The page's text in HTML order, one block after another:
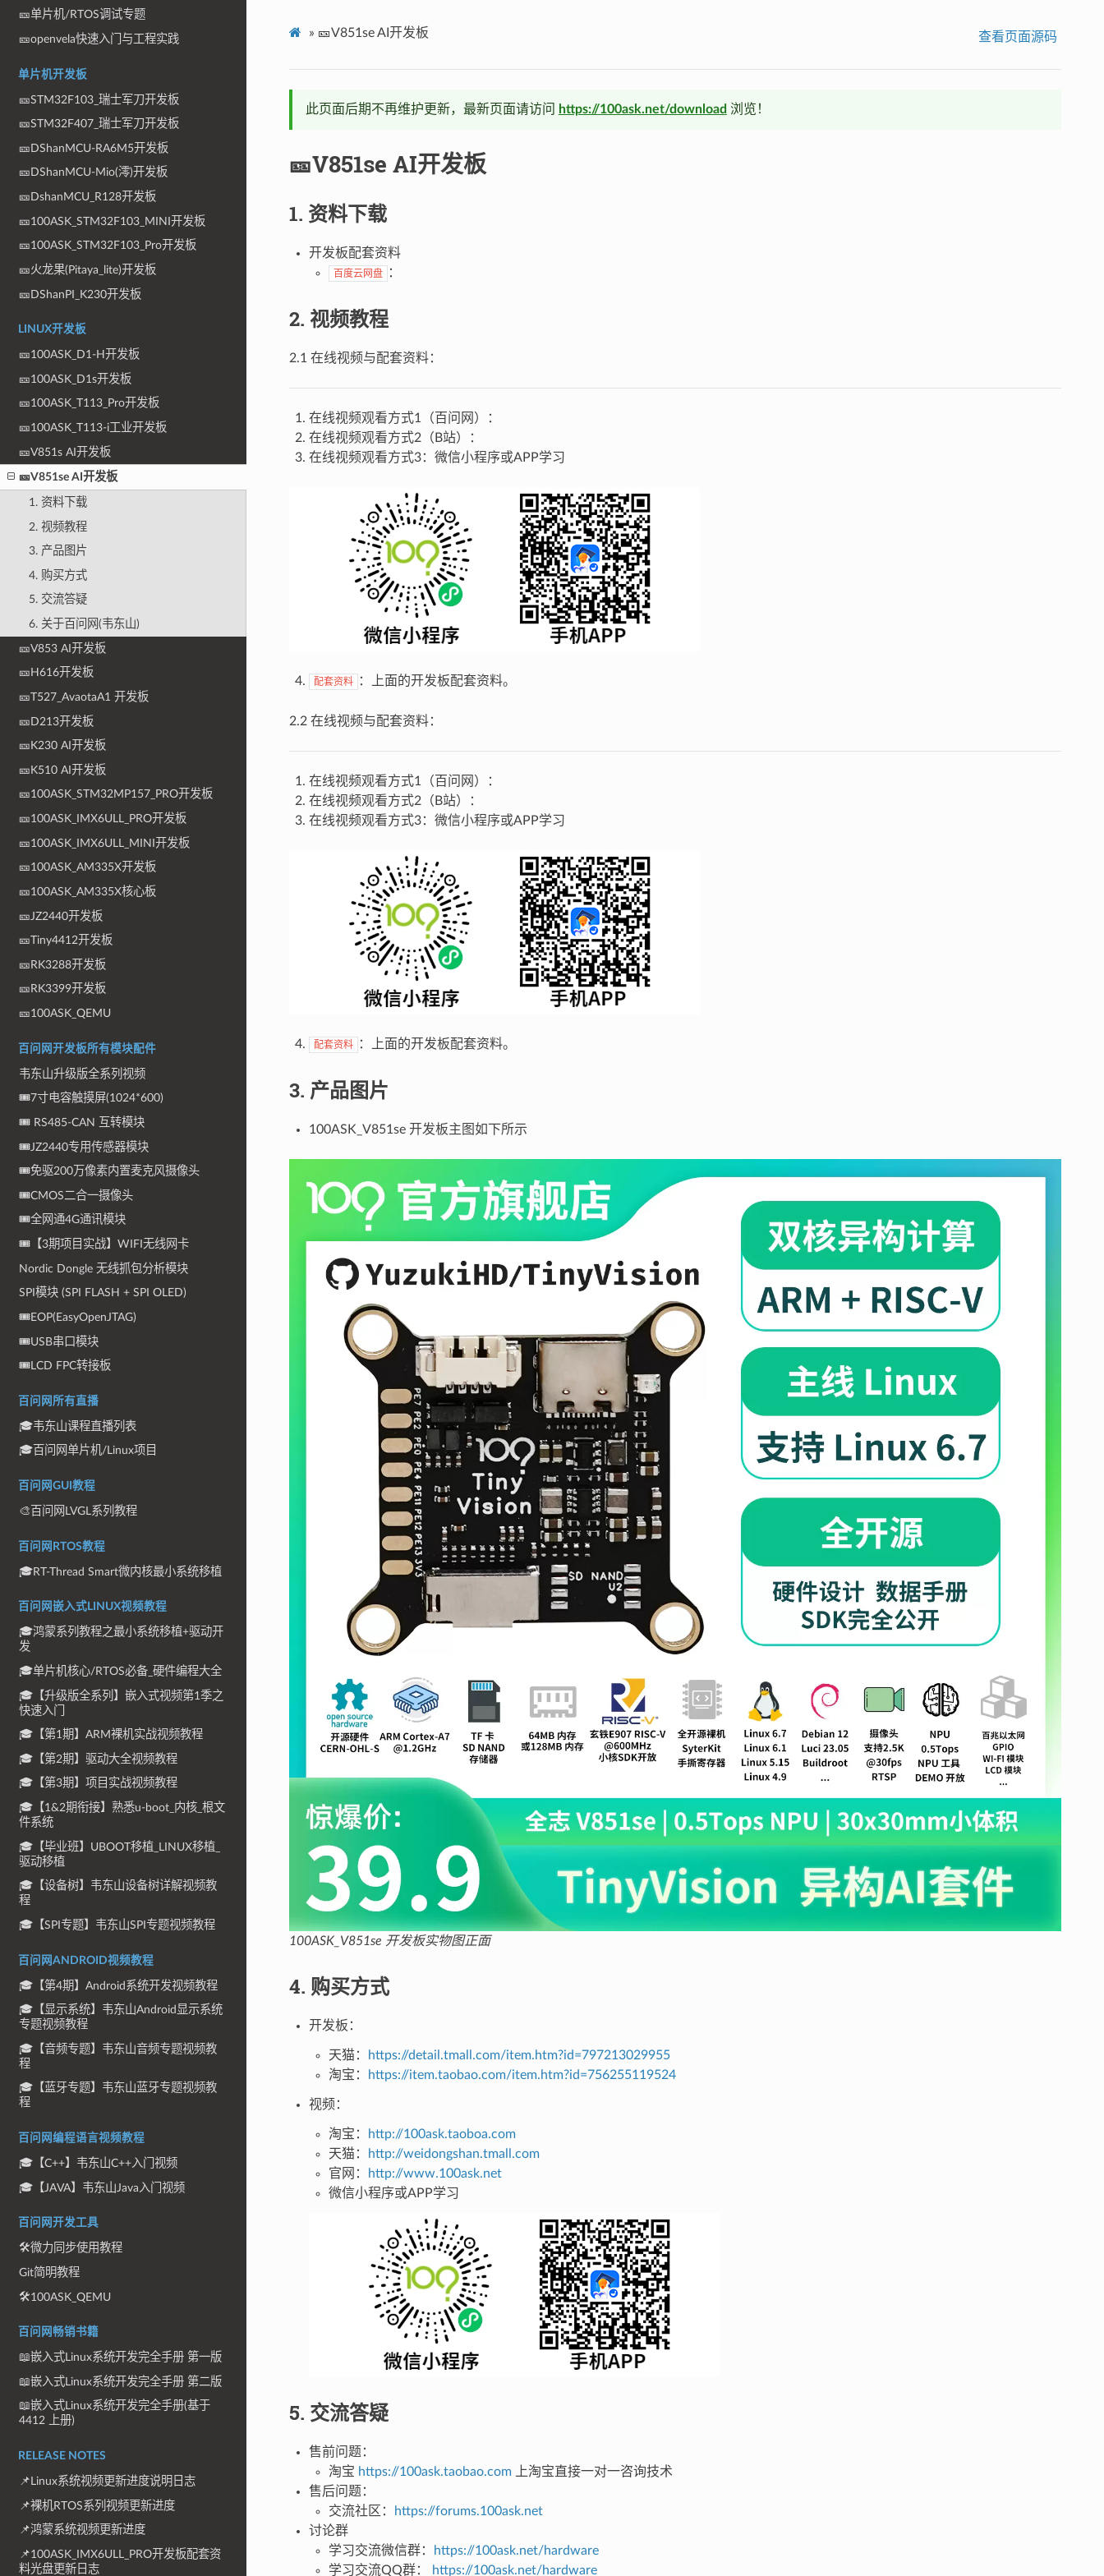
🎫单片机/RTOS调试专题
🎫openvela快速入门与工程实践
单片机开发板
🎫STM32F103_瑞士军刀开发板
🎫STM32F407_瑞士军刀开发板
🎫DShanMCU-RA6M5开发板
🎫DShanMCU-Mio(澪)开发板
🎫DshanMCU_R128开发板
🎫100ASK_STM32F103_MINI开发板
🎫100ASK_STM32F103_Pro开发板
🎫火龙果(Pitaya_lite)开发板
🎫DShanPI_K230开发板
LINUX开发板
🎫100ASK_D1-H开发板
🎫100ASK_D1s开发板
🎫100ASK_T113_Pro开发板
🎫100ASK_T113-i工业开发板
🎫V851s AI开发板
🎫V851se AI开发板
1. 资料下载
2. 视频教程
3. 产品图片
4. 购买方式
5. 交流答疑
6. 关于百问网(韦东山)
🎫V853 AI开发板
🎫H616开发板
🎫T527_AvaotaA1 开发板
🎫D213开发板
🎫K230 AI开发板
🎫K510 AI开发板
🎫100ASK_STM32MP157_PRO开发板
🎫100ASK_IMX6ULL_PRO开发板
🎫100ASK_IMX6ULL_MINI开发板
🎫100ASK_AM335X开发板
🎫100ASK_AM335X核心板
🎫JZ2440开发板
🎫Tiny4412开发板
🎫RK3288开发板
🎫RK3399开发板
🎫100ASK_QEMU
百问网开发板所有模块配件
韦东山升级版全系列视频
🎟7寸电容触摸屏(1024*600)
🎟 RS485-CAN 互转模块
🎟JZ2440专用传感器模块
🎟免驱200万像素内置麦克风摄像头
🎟CMOS二合一摄像头
🎟全网通4G通讯模块
🎟【3期项目实战】WIFI无线网卡
Nordic Dongle 无线抓包分析模块
SPI模块 (SPI FLASH + SPI OLED)
🎟EOP(EasyOpenJTAG)
🎟USB串口模块
🎟LCD FPC转接板
百问网所有直播
🎓韦东山课程直播列表
🎓百问网单片机/Linux项目
百问网GUI教程
🎨百问网LVGL系列教程
百问网RTOS教程
🎓RT-Thread Smart微内核最小系统移植
百问网嵌入式LINUX视频教程
🎓鸿蒙系列教程之最小系统移植+驱动开
发
🎓单片机核心/RTOS必备_硬件编程大全
🎓【升级版全系列】嵌入式视频第1季之
快速入门
🎓【第1期】ARM裸机实战视频教程
🎓【第2期】驱动大全视频教程
🎓【第3期】项目实战视频教程
🎓【1&2期衔接】熟悉u-boot_内核_根文
件系统
🎓【毕业班】UBOOT移植_LINUX移植_
驱动移植
🎓【设备树】韦东山设备树详解视频教
程
🎓【SPI专题】韦东山SPI专题视频教程
百问网ANDROID视频教程
🎓【第4期】Android系统开发视频教程
🎓【显示系统】韦东山Android显示系统
专题视频教程
🎓【音频专题】韦东山音频专题视频教
程
🎓【蓝牙专题】韦东山蓝牙专题视频教
程
百问网编程语言视频教程
🎓【C++】韦东山C++入门视频
🎓【JAVA】韦东山Java入门视频
百问网开发工具
🛠微力同步使用教程
Git简明教程
🛠100ASK_QEMU
百问网畅销书籍
📖嵌入式Linux系统开发完全手册 第一版
📖嵌入式Linux系统开发完全手册 第二版
📖嵌入式Linux系统开发完全手册(基于
4412 上册)
RELEASE NOTES
📌Linux系统视频更新进度说明日志
📌裸机RTOS系列视频更新进度
📌鸿蒙系统视频更新进度
📌100ASK_IMX6ULL_PRO开发板配套资
料光盘更新日志
» 🎫V851se AI开发板 查看页面源码
此页面后期不再维护更新，最新页面请访问 https://100ask.net/download 浏览！
🎫V851se AI开发板
1. 资料下载
开发板配套资料
百度云网盘 ：
2. 视频教程
2.1 在线视频与配套资料：
在线视频观看方式1（百问网）：
在线视频观看方式2（B站）：
在线视频观看方式3：微信小程序或APP学习
配套资料 ：上面的开发板配套资料。
2.2 在线视频与配套资料：
在线视频观看方式1（百问网）：
在线视频观看方式2（B站）：
在线视频观看方式3：微信小程序或APP学习
配套资料 ：上面的开发板配套资料。
3. 产品图片
100ASK_V851se 开发板主图如下所示
100ASK_V851se 开发板实物图正面
4. 购买方式
开发板：
天猫：
https://detail.tmall.com/item.htm?id=797213029955
淘宝：
https://item.taobao.com/item.htm?id=756255119524
视频：
淘宝：
http://100ask.taoboa.com
天猫：
http://weidongshan.tmall.com
官网：
http://www.100ask.net
微信小程序或APP学习
5. 交流答疑
售前问题：
淘宝 https://100ask.taobao.com上淘宝直接一对一咨询技术
售后问题：
交流社区：
https://forums.100ask.net
讨论群
学习交流微信群：
https://100ask.net/hardware
学习交流QQ群：
https://100ask.net/hardware